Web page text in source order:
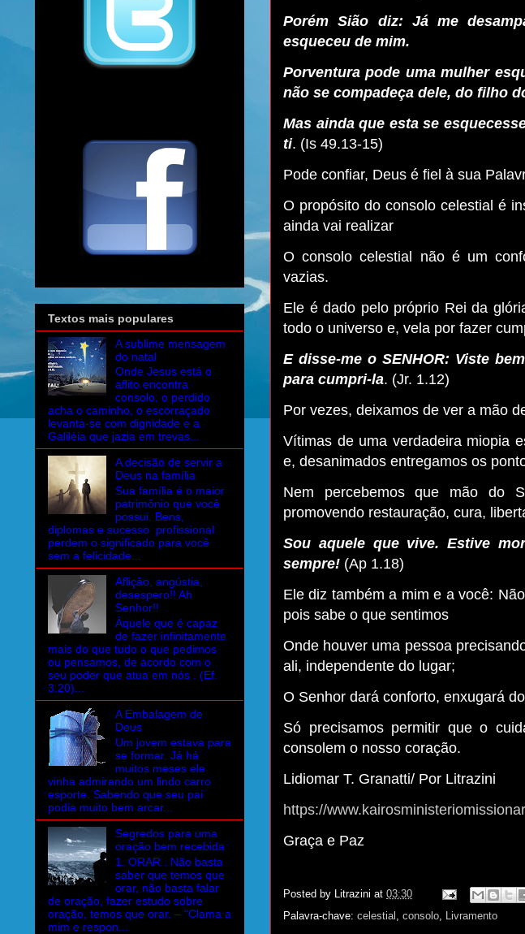
Porém Sião diz: Já me
esqueceu de mim.
Porventura pode uma mulher
não se compadeça dele, do filho
Mas ainda que esta se
ti. (Is 49.13-15)
Pode confiar, Deus é fiel à sua
O propósito do consolo celestial é
ainda vai realizar
O consolo celestial não é um
vazias.
Ele é dado pelo próprio Rei da
todo o universo e, vela por fazer
E disse-me o SENHOR: Viste
para cumpri-la. (Jr. 1.12)
Por vezes, deixamos de ver a mão
Vítimas de uma verdadeira miopia
e, desanimados entregamos os
Nem percebemos que mão do
promovendo restauração, cura,
Sou aquele que vive. Estive
sempre! (Ap 1.18)
Ele diz também a mim e a você:
pois sabe o que sentimos
Onde houver uma pessoa
ali, independente do lugar;
O Senhor dará conforto, enxugará
Só precisamos permitir que o
consolem o nosso coração.
Lidiomar T. Granatti/ Por Litrazini
https://
Graça e Paz
Posted by Litrazini at 03:30
Palavra-chave: celestial , consolo, Livramento
Textos mais populares
A sublime mensagem
do natal
Onde Jesus está o
aflito encontra
consolo, o perdido
acha o caminho, o escorraçado
levanta-se com dignidade e a
Galiléia que jazia em trevas...
A decisão de servir a
Deus na família
Sua família é o maior
patrimônio que você
possui. Bens,
diplomas e sucesso profissional
perdem o significado para você
sem a felicidade...
Aflição, angústia,
desespero!! Ah
Senhor!!
Àquele que é capaz
de fazer infinitamente
mais do que tudo o que pedimos
ou pensamos, de acordo com o
seu poder que atua em nós . (Ef.
3.20)...
A Embalagem de
Deus
Um jovem estava para
se formar. Já há
muitos meses ele
vinha admirando um lindo carro
esporte. Sabendo que seu pai
podia muito bem arcar...
Segredos para uma
oração bem recebida
1. ORAR . Não basta
saber que temos que
orar, não basta falar
de oração, fazer estudo sobre
oração, temos que orar. – “Clama a
mim e respon...